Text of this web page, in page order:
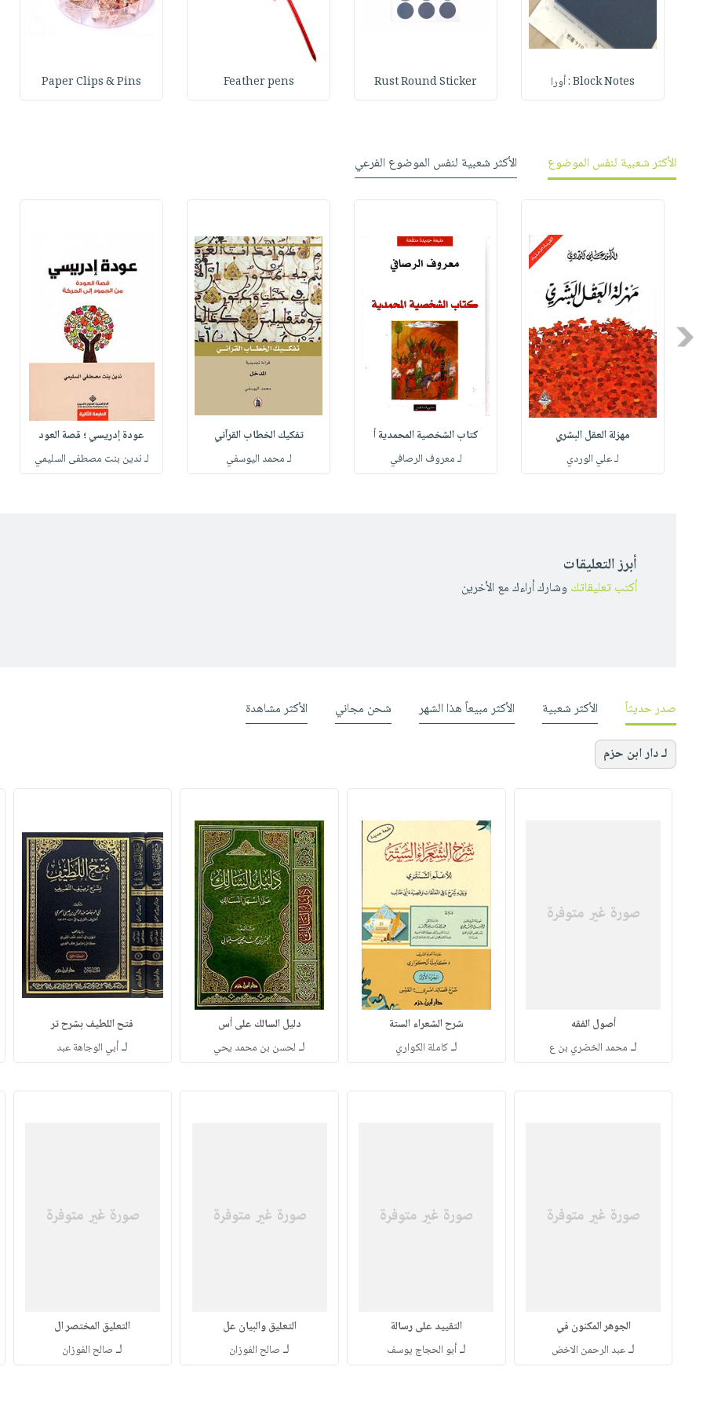
Block Notes : أورا Rust Round Sticker
Feather pens
Paper Clips & Pins
الأكثر شعبية لنفس الموضوع الأكثر شعبية لنفس الموضوع الفرعي
Previous
مهزلة العقل البشري
لـ علي الوردي
كتاب الشخصية المحمدية أ
لـ معروف الرصافي
تفكيك الخطاب القرآني
لـ محمد اليوسفي
عودة إدريسي ؛ قصة العود
لـ ندين بنت مصطفى السليمي
أبرز التعليقات
أكتب تعليقاتك وشارك أراءك مع الأخرين
صدر حديثاً الأكثر شعبية الأكثر مبيعاً هذا الشهر شحن مجاني الأكثر مشاهدة
لـ دار ابن حزم
أصول الفقه
لـ محمد الخضري بن ع
شرح الشعراء الستة
لـكاملة الكواري
دليل السالك على أس
لـ لحسن بن محمد يحي
فتح اللطيف بشرح تر
لـأبي الوجاهة عبد
الجوهر المكنون في
لـعبد الرحمن الاخض
التقييد على رسالة
لـأبو الحجاج يوسف
التعليق والبيان عل
لـ صالح الفوزان
التعليق المختصر ال
لـ صالح الفوزان